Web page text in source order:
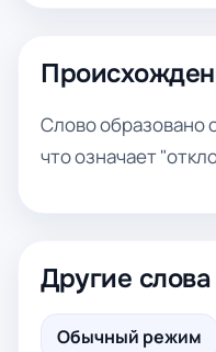
Слово образовано
что означает
Другие слова
Обычный режим